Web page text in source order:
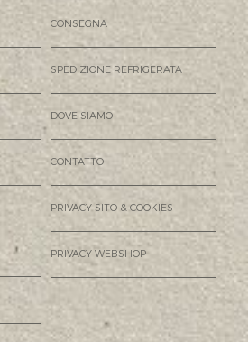
CONSEGNA
SPEDIZIONE REFRIGERATA
DOVE SIAMO
CONTATTO
PRIVACY SITO & COOKIES
PRIVACY WEBSHOP